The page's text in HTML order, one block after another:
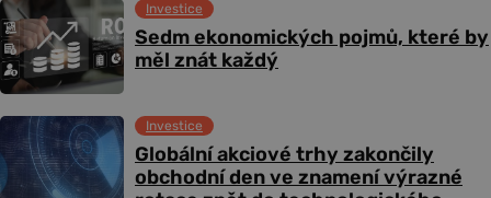
Sedm ekonomických pojmů, které by
měl znát každý
Investice
Globální akciové trhy zakončily
obchodní den ve znamení výrazné
Investice